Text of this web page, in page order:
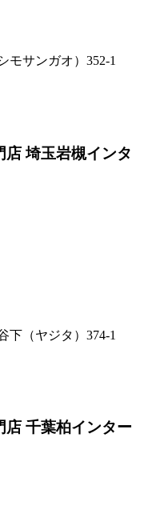
モサンガオ）352-1
店 埼玉岩槻インタ
下（ヤジタ）374-1
店 千葉柏インター